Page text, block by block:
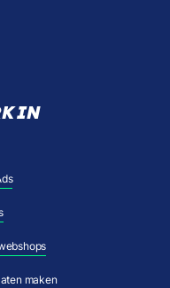
IN
maken